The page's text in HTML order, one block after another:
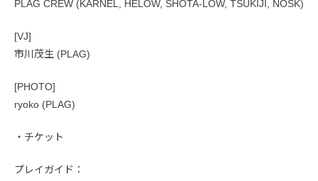
PLAG CREW (KARNEL, HELOW, SHOTA-LOW, TSUKIJI, NOSK)
[VJ]
市川茂生 (PLAG)
[PHOTO]
ryoko (PLAG)
・チケット
プレイガイド：